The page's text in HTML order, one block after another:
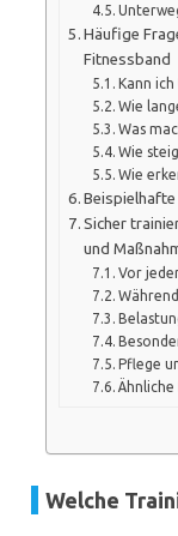
Häufige
Fitnessband
Kann
Wie
Was
Wie
Wie
Sicher
und
Vor
Pflege
Welche